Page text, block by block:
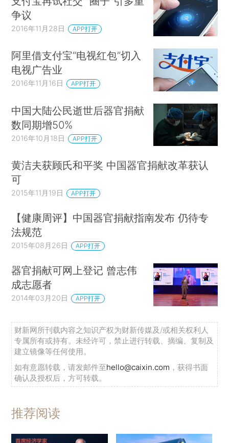
争议
2016年11月28日 APP打开
阿里借支付宝“电视红包”切入
电视广告业
2016年11月16日 APP打开
中国大陆公民逝世后器官捐献
数同期增50%
2016年10月18日 APP打开
黄洁夫获顾氏和平奖 中国器官捐献改革获认
可
2015年11月19日 APP打开
【健康周评】中国器官捐献指南发布 仍待专
法规范
2015年08月26日 APP打开
器官捐献可网上登记 曾志伟
成志愿者
2014年03月20日 APP打开
财新网所刊载内容之知识产权为财新传媒及/或相关权利人
专属所有或持有。未经许可，禁止进行转载、摘编、复制及
建立镜像等任何使用。
如有意愿转载，请发邮件至hello@caixin.com ，获得书面
确认及授权后，方可转载。
推荐阅读